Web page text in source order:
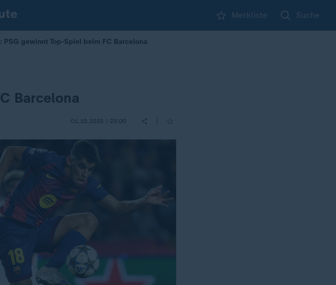
Merkliste Suche
PSG gewinnt Top-Spiel beim FC Barcelona
Barcelona
01.10.2025 | 23:00